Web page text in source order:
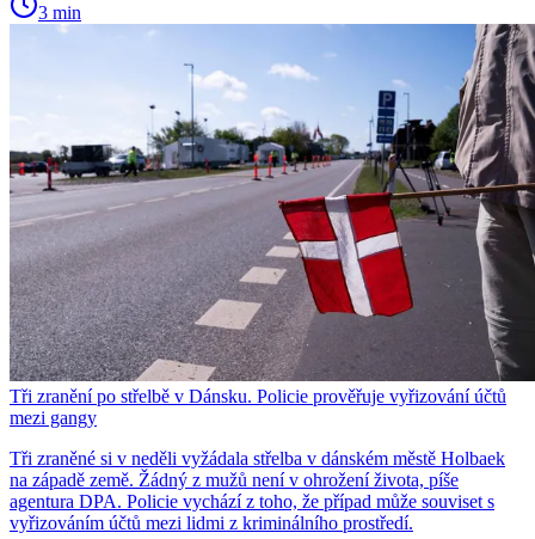
3 min
Tři zranění po střelbě v Dánsku. Policie prověřuje vyřizování účtů
mezi gangy
Tři zraněné si v neděli vyžádala střelba v dánském městě Holbaek
na západě země. Žádný z mužů není v ohrožení života, píše
agentura DPA. Policie vychází z toho, že případ může souviset s
vyřizováním účtů mezi lidmi z kriminálního prostředí.